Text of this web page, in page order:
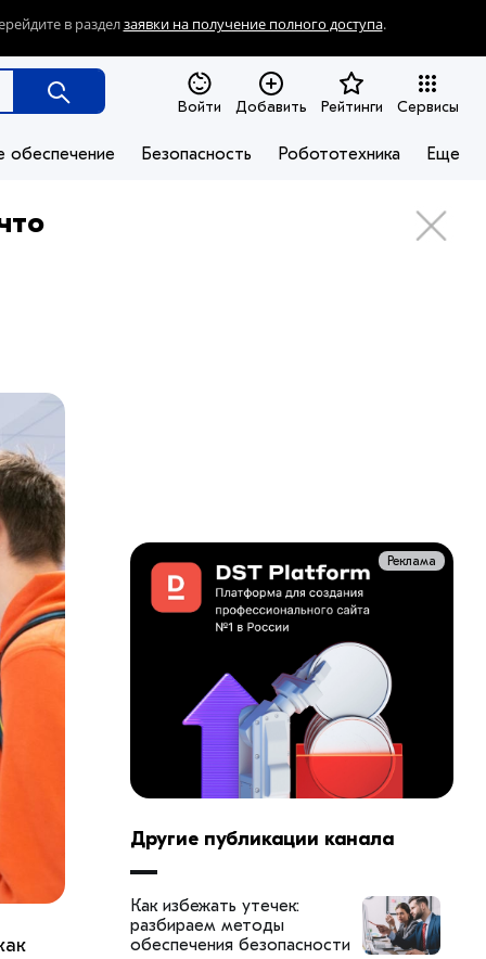
в разделзаявки на получение полного доступа.
Войти Добавить Рейтинги Сервисы
обеспечение Безопасность Робототехника Еще
Реклама
Другие публикации канала
Как избежать утечек:
разбираем методы
обеспечения безопасности